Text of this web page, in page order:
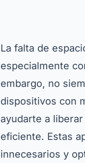
La falta de
especialmente
embargo, no
dispositivos con
ayudarte a
eficiente. Estas
innecesarios y